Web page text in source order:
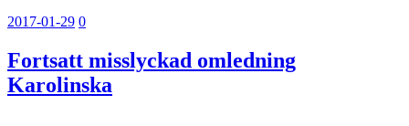
2017-01-29 0
Fortsatt misslyckad omledning
Karolinska